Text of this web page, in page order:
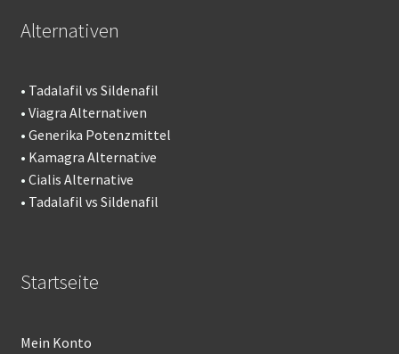
Alternativen
• Tadalafil vs Sildenafil
• Viagra Alternativen
• Generika Potenzmittel
• Kamagra Alternative
• Cialis Alternative
• Tadalafil vs Sildenafil
Startseite
Mein Konto